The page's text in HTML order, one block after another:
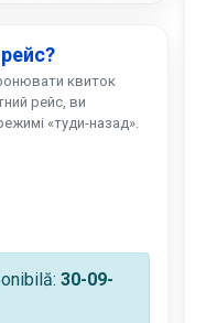
квиток
рейс, ви
«туди-назад».
30-09-